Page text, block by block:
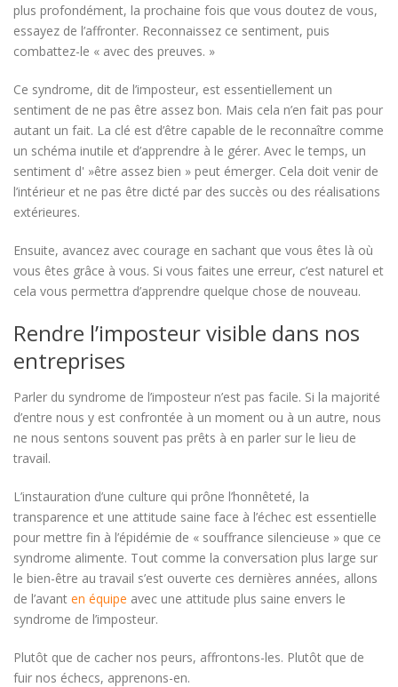
plus profondément, la prochaine fois que vous doutez de vous,
essayez de l’affronter. Reconnaissez ce sentiment, puis
combattez-le « avec des preuves. »
Ce syndrome, dit de l’imposteur, est essentiellement un
sentiment de ne pas être assez bon. Mais cela n’en fait pas pour
autant un fait. La clé est d’être capable de le reconnaître comme
un schéma inutile et d’apprendre à le gérer. Avec le temps, un
sentiment d' »être assez bien » peut émerger. Cela doit venir de
l’intérieur et ne pas être dicté par des succès ou des réalisations
extérieures.
Ensuite, avancez avec courage en sachant que vous êtes là où
vous êtes grâce à vous. Si vous faites une erreur, c’est naturel et
cela vous permettra d’apprendre quelque chose de nouveau.
Rendre l’imposteur visible dans nos
entreprises
Parler du syndrome de l’imposteur n’est pas facile. Si la majorité
d’entre nous y est confrontée à un moment ou à un autre, nous
ne nous sentons souvent pas prêts à en parler sur le lieu de
travail.
L’instauration d’une culture qui prône l’honnêteté, la
transparence et une attitude saine face à l’échec est essentielle
pour mettre fin à l’épidémie de « souffrance silencieuse » que ce
syndrome alimente. Tout comme la conversation plus large sur
le bien-être au travail s’est ouverte ces dernières années, allons
de l’avant en équipe avec une attitude plus saine envers le
syndrome de l’imposteur.
Plutôt que de cacher nos peurs, affrontons-les. Plutôt que de
fuir nos échecs, apprenons-en.